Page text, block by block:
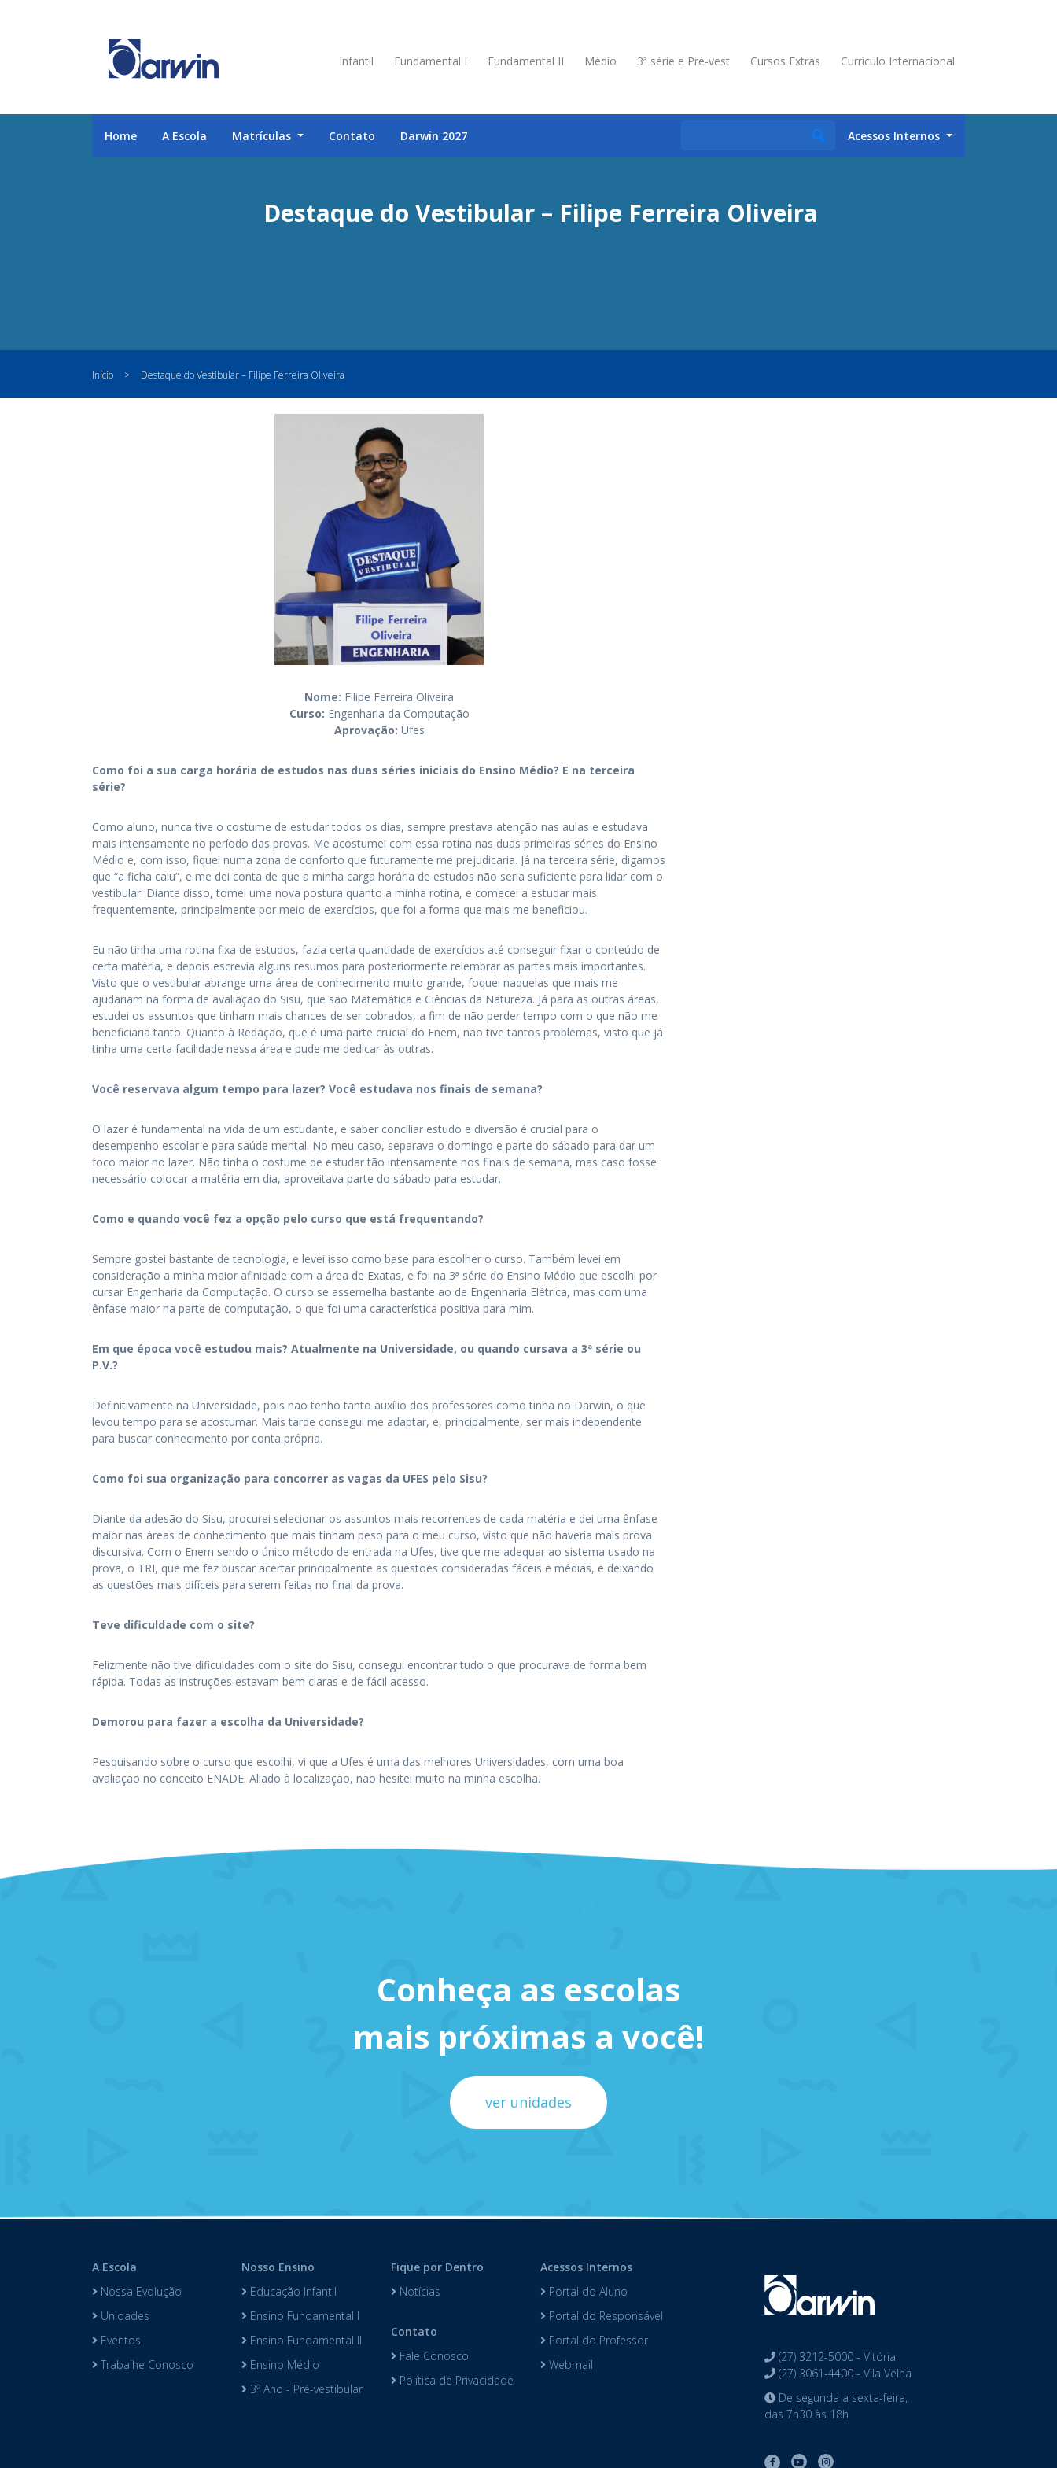
Infantil Fundamental I Fundamental II Médio 3ª série e Pré-vest Cursos Extras Currículo Internacional
Home A Escola Matrículas Contato Darwin 2027 Acessos Internos
Destaque do Vestibular – Filipe Ferreira Oliveira
Início > Destaque do Vestibular – Filipe Ferreira Oliveira
Nome: Filipe Ferreira Oliveira
Curso: Engenharia da Computação
Aprovação: Ufes
Como foi a sua carga horária de estudos nas duas séries iniciais do Ensino Médio? E na terceira
série?
Como aluno, nunca tive o costume de estudar todos os dias, sempre prestava atenção nas aulas e estudava
mais intensamente no período das provas. Me acostumei com essa rotina nas duas primeiras séries do Ensino
Médio e, com isso, fiquei numa zona de conforto que futuramente me prejudicaria. Já na terceira série, digamos
que “a ficha caiu”, e me dei conta de que a minha carga horária de estudos não seria suficiente para lidar com o
vestibular. Diante disso, tomei uma nova postura quanto a minha rotina, e comecei a estudar mais
frequentemente, principalmente por meio de exercícios, que foi a forma que mais me beneficiou.
Eu não tinha uma rotina fixa de estudos, fazia certa quantidade de exercícios até conseguir fixar o conteúdo de
certa matéria, e depois escrevia alguns resumos para posteriormente relembrar as partes mais importantes.
Visto que o vestibular abrange uma área de conhecimento muito grande, foquei naquelas que mais me
ajudariam na forma de avaliação do Sisu, que são Matemática e Ciências da Natureza. Já para as outras áreas,
estudei os assuntos que tinham mais chances de ser cobrados, a fim de não perder tempo com o que não me
beneficiaria tanto. Quanto à Redação, que é uma parte crucial do Enem, não tive tantos problemas, visto que já
tinha uma certa facilidade nessa área e pude me dedicar às outras.
Você reservava algum tempo para lazer? Você estudava nos finais de semana?
O lazer é fundamental na vida de um estudante, e saber conciliar estudo e diversão é crucial para o
desempenho escolar e para saúde mental. No meu caso, separava o domingo e parte do sábado para dar um
foco maior no lazer. Não tinha o costume de estudar tão intensamente nos finais de semana, mas caso fosse
necessário colocar a matéria em dia, aproveitava parte do sábado para estudar.
Como e quando você fez a opção pelo curso que está frequentando?
Sempre gostei bastante de tecnologia, e levei isso como base para escolher o curso. Também levei em
consideração a minha maior afinidade com a área de Exatas, e foi na 3ª série do Ensino Médio que escolhi por
cursar Engenharia da Computação. O curso se assemelha bastante ao de Engenharia Elétrica, mas com uma
ênfase maior na parte de computação, o que foi uma característica positiva para mim.
Em que época você estudou mais? Atualmente na Universidade, ou quando cursava a 3ª série ou
P.V.?
Definitivamente na Universidade, pois não tenho tanto auxílio dos professores como tinha no Darwin, o que
levou tempo para se acostumar. Mais tarde consegui me adaptar, e, principalmente, ser mais independente
para buscar conhecimento por conta própria.
Como foi sua organização para concorrer as vagas da UFES pelo Sisu?
Diante da adesão do Sisu, procurei selecionar os assuntos mais recorrentes de cada matéria e dei uma ênfase
maior nas áreas de conhecimento que mais tinham peso para o meu curso, visto que não haveria mais prova
discursiva. Com o Enem sendo o único método de entrada na Ufes, tive que me adequar ao sistema usado na
prova, o TRI, que me fez buscar acertar principalmente as questões consideradas fáceis e médias, e deixando
as questões mais difíceis para serem feitas no final da prova.
Teve dificuldade com o site?
Felizmente não tive dificuldades com o site do Sisu, consegui encontrar tudo o que procurava de forma bem
rápida. Todas as instruções estavam bem claras e de fácil acesso.
Demorou para fazer a escolha da Universidade?
Pesquisando sobre o curso que escolhi, vi que a Ufes é uma das melhores Universidades, com uma boa
avaliação no conceito ENADE. Aliado à localização, não hesitei muito na minha escolha.
Conheça as escolas
mais próximas a você!
ver unidades
A Escola
Nossa Evolução
Unidades
Eventos
Trabalhe Conosco
Nosso Ensino
Educação Infantil
Ensino Fundamental I
Ensino Fundamental II
Ensino Médio
3º Ano - Pré-vestibular
Fique por Dentro
Notícias
Contato
Fale Conosco
Política de Privacidade
Acessos Internos
Portal do Aluno
Portal do Responsável
Portal do Professor
Webmail
(27) 3212-5000 - Vitória
(27) 3061-4400 - Vila Velha
De segunda a sexta-feira,
das 7h30 às 18h